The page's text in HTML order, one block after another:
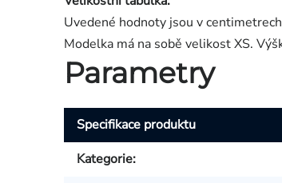
Uvedené hodnoty jsou v
Modelka má na sobě velikost XS.
Parametry
Specifikace produktu
Kategorie: